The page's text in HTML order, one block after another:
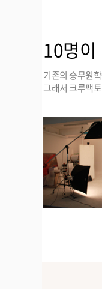
10명이
기존의 승무원
그래서 크루팩